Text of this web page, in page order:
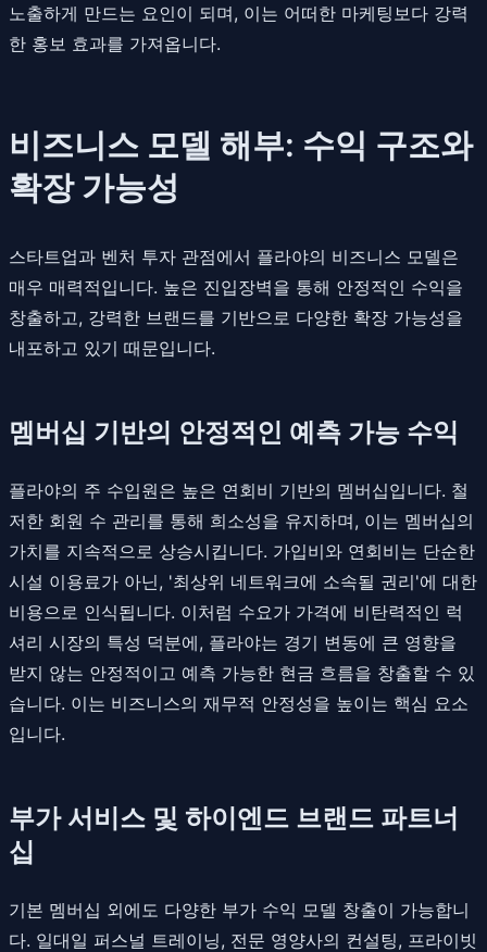
노출하게 만드는 요인이 되며, 이는 어떠한 마케팅보다 강력
한 홍보 효과를 가져옵니다.
비즈니스 모델 해부: 수익 구조와
확장 가능성
스타트업과 벤처 투자 관점에서 플라야의 비즈니스 모델은
매우 매력적입니다. 높은 진입장벽을 통해 안정적인 수익을
창출하고, 강력한 브랜드를 기반으로 다양한 확장 가능성을
내포하고 있기 때문입니다.
멤버십 기반의 안정적인 예측 가능 수익
플라야의 주 수입원은 높은 연회비 기반의 멤버십입니다. 철
저한 회원 수 관리를 통해 희소성을 유지하며, 이는 멤버십의
가치를 지속적으로 상승시킵니다. 가입비와 연회비는 단순한
시설 이용료가 아닌, '최상위 네트워크에 소속될 권리'에 대한
비용으로 인식됩니다. 이처럼 수요가 가격에 비탄력적인 럭
셔리 시장의 특성 덕분에, 플라야는 경기 변동에 큰 영향을
받지 않는 안정적이고 예측 가능한 현금 흐름을 창출할 수 있
습니다. 이는 비즈니스의 재무적 안정성을 높이는 핵심 요소
입니다.
부가 서비스 및 하이엔드 브랜드 파트너
십
기본 멤버십 외에도 다양한 부가 수익 모델 창출이 가능합니
다. 일대일 퍼스널 트레이닝, 전문 영양사의 컨설팅, 프라이빗